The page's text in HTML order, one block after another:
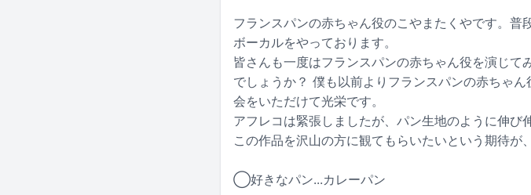
フランスパンの赤ちゃん役のこやまたくやです。
ボーカルをやっております。
皆さんも一度はフランスパンの赤ちゃん役を演じ
でしょうか？ 僕も以前よりフランスパンの赤ちゃ
会をいただけて光栄です。
アフレコは緊張しましたが、パン生地のように伸び
この作品を沢山の方に観てもらいたいという期待が
◯好きなパン...カレーパン